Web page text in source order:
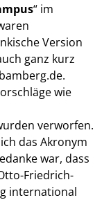
“ im
Version
ganz kurz
wie
verworfen.
das Akronym
war, dass
Friedrich-
international